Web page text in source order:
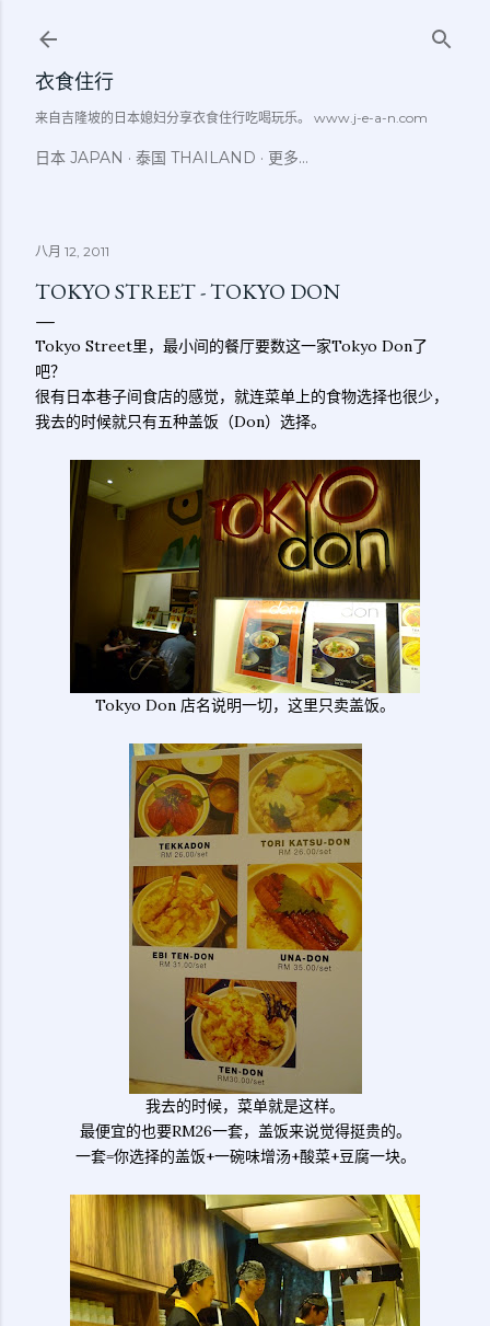
衣食住行
来自吉隆坡的日本媳妇分享衣食住行吃喝玩乐。 www.j-e-a-n.com
日本 JAPAN 泰国 THAILAND 更多…
八月 12, 2011
TOKYO STREET - TOKYO DON
Tokyo Street里，最小间的餐厅要数这一家Tokyo Don了
吧？
很有日本巷子间食店的感觉，就连菜单上的食物选择也很少，
我去的时候就只有五种盖饭（Don）选择。
Tokyo Don 店名说明一切，这里只卖盖饭。
我去的时候，菜单就是这样。
最便宜的也要RM26一套，盖饭来说觉得挺贵的。
一套=你选择的盖饭+一碗味增汤+酸菜+豆腐一块。